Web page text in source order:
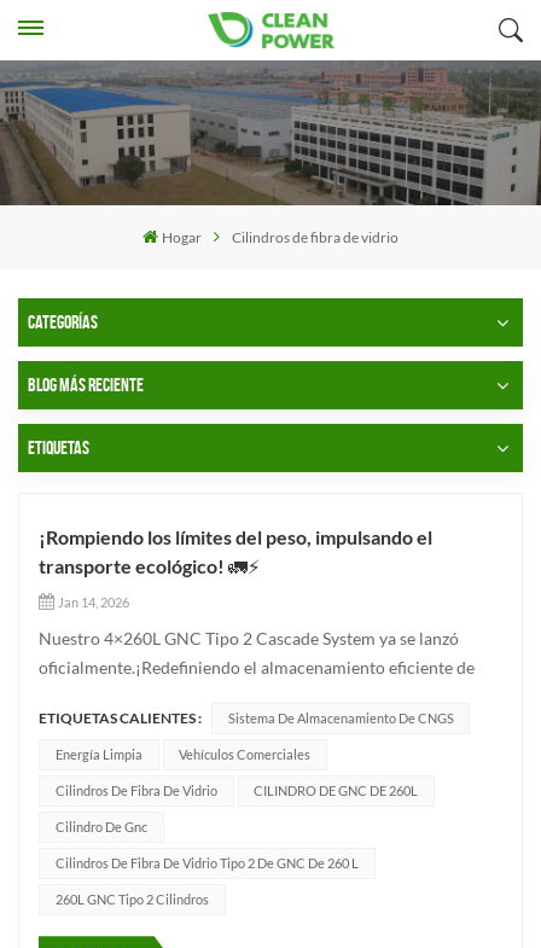
Hogar Cilindros de fibra de vidrio
CATEGORÍAS
BLOG MÁS RECIENTE
ETIQUETAS
¡Rompiendo los límites del peso, impulsando el
transporte ecológico! 🚛⚡
Jan 14, 2026
Nuestro 4×260L GNC Tipo 2 Cascade System ya se lanzó
oficialmente.¡Redefiniendo el almacenamiento eficiente de
sistema central✅ Volumen total de agua: 1040L, lo que
garantiza una autonomía extendida✅ Presión de trabajo: 200
bar, proporcionand...
ETIQUETAS CALIENTES : Sistema De Almacenamiento De CNGS
Energía Limpia Vehículos Comerciales
Cilindros De Fibra De Vidrio CILINDRO DE GNC DE 260L
Cilindro De Gnc
Cilindros De Fibra De Vidrio Tipo 2 De GNC De 260 L
260L GNC Tipo 2 Cilindros